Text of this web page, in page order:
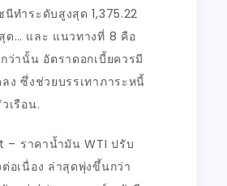
นีทำระดับสูงสุด 1,375.22
ด… และ แนวทางที่ 8 คือ
ว่านั้น อัตราดอกเบี้ยควรมี
ง ซึ่งช่วยบรรเทาภาระหนี้
เรือน.
– ราคาน้ำมัน WTI ปรับ
อเนื่อง ล่าสุดพุ่งขึ้นกว่า